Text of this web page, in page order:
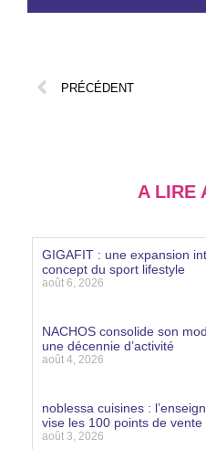
PRÉCÉDENT
A LIRE
GIGAFIT : une expansion
concept du sport lifestyle
août 6, 2026
NACHOS consolide son
une décennie d’activité
août 4, 2026
noblessa cuisines :
vise les 100 points de vente
août 3, 2026